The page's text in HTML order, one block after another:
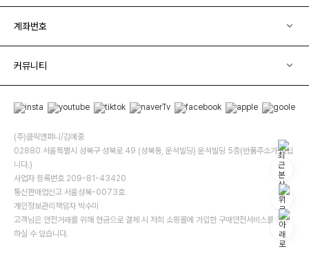
계좌번호
커뮤니티
(주)클릭앤퍼니/김예중
02880 서울특별시 성북구 성북로 49 (성북동, 운석빌딩) 운석빌딩 5층(반품주소가 아닙
니다.)
사업자 등록번호 209-81-43420
통신판매업신고 서울성북-0073호
개인정보관리책임자 박수미
고객님은 안전거래를 위해 현금으로 결제 시 저희 소핑몰에 가입한 구매안전서비스를 이용
하실 수 있습니다.